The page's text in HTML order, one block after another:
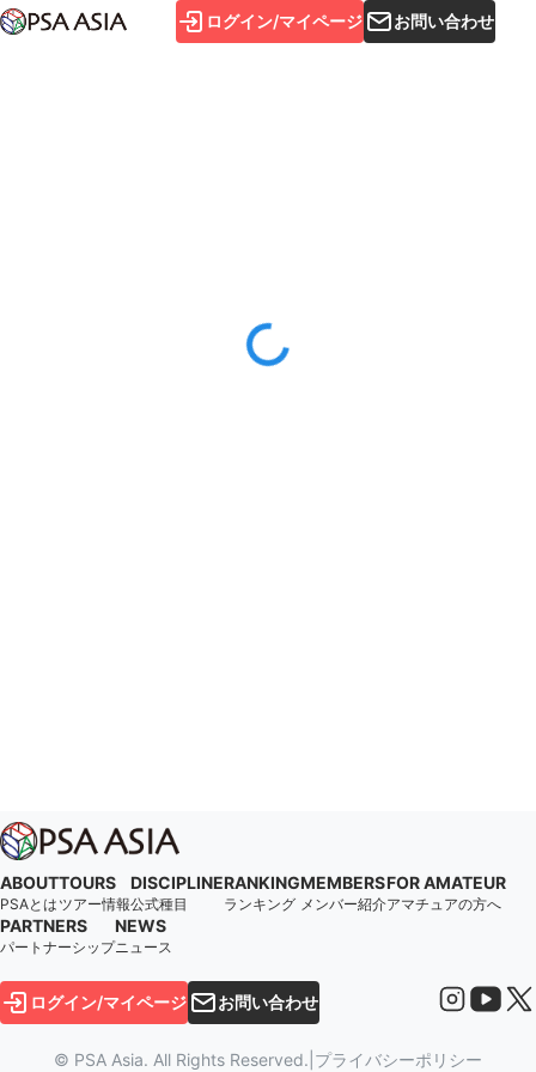
ログイン/マイページ お問い合わせ
ABOUT
PSAとは
TOURS
ツアー情報
DISCIPLINE
公式種目
RANKING
ランキング
MEMBERS
メンバー紹介
FOR AMATEUR
アマチュアの方へ
PARTNERS
パートナーシップ
NEWS
ニュース
ログイン/マイページ お問い合わせ
© PSA Asia. All Rights Reserved. プライバシーポリシー